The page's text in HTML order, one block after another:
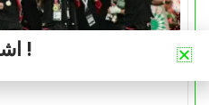
اشترك في نشرتنا الإخبارية !